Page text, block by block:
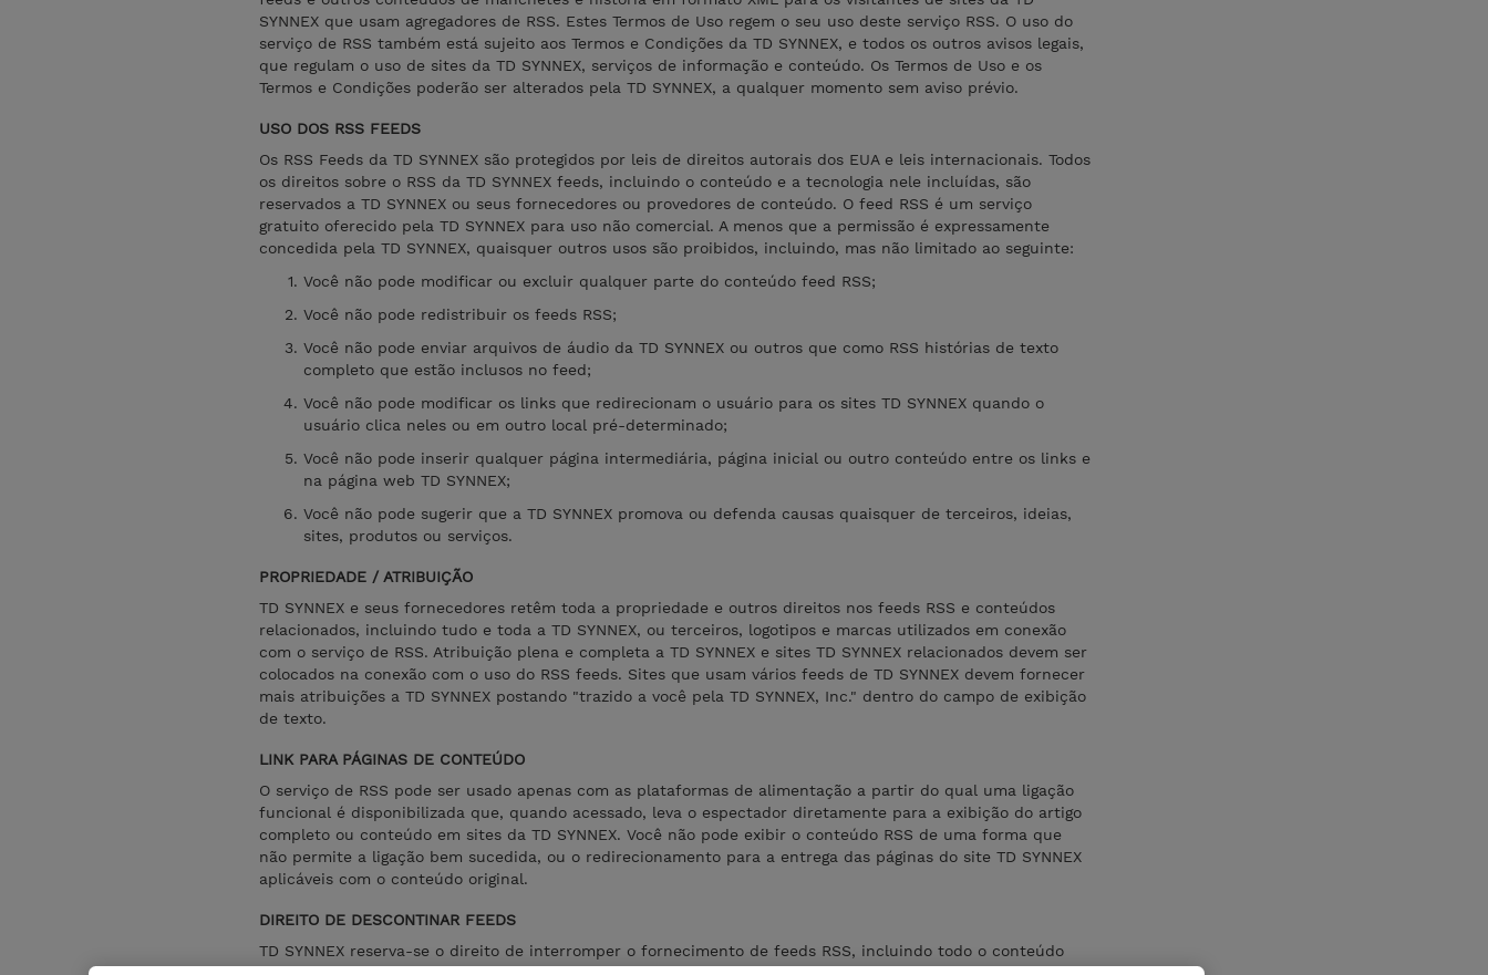
SYNNEX que usam agregadores de RSS. Estes Termos de Uso regem o seu uso deste serviço RSS. O uso do
serviço de RSS também está sujeito aos Termos e Condições da TD SYNNEX, e todos os outros avisos legais,
que regulam o uso de sites da TD SYNNEX, serviços de informação e conteúdo. Os Termos de Uso e os
Termos e Condições poderão ser alterados pela TD SYNNEX, a qualquer momento sem aviso prévio.
USO DOS RSS FEEDS
Os RSS Feeds da TD SYNNEX são protegidos por leis de direitos autorais dos EUA e leis internacionais. Todos
os direitos sobre o RSS da TD SYNNEX feeds, incluindo o conteúdo e a tecnologia nele incluídas, são
reservados a TD SYNNEX ou seus fornecedores ou provedores de conteúdo. O feed RSS é um serviço
gratuito oferecido pela TD SYNNEX para uso não comercial. A menos que a permissão é expressamente
concedida pela TD SYNNEX, quaisquer outros usos são proibidos, incluindo, mas não limitado ao seguinte:
Você não pode modificar ou excluir qualquer parte do conteúdo feed RSS;
Você não pode redistribuir os feeds RSS;
Você não pode enviar arquivos de áudio da TD SYNNEX ou outros que como RSS histórias de texto
completo que estão inclusos no feed;
Você não pode modificar os links que redirecionam o usuário para os sites TD SYNNEX quando o
usuário clica neles ou em outro local pré-determinado;
Você não pode inserir qualquer página intermediária, página inicial ou outro conteúdo entre os links e
na página web TD SYNNEX;
Você não pode sugerir que a TD SYNNEX promova ou defenda causas quaisquer de terceiros, ideias,
sites, produtos ou serviços.
PROPRIEDADE / ATRIBUIÇÃO
TD SYNNEX e seus fornecedores retêm toda a propriedade e outros direitos nos feeds RSS e conteúdos
relacionados, incluindo tudo e toda a TD SYNNEX, ou terceiros, logotipos e marcas utilizados em conexão
com o serviço de RSS. Atribuição plena e completa a TD SYNNEX e sites TD SYNNEX relacionados devem ser
colocados na conexão com o uso do RSS feeds. Sites que usam vários feeds de TD SYNNEX devem fornecer
mais atribuições a TD SYNNEX postando "trazido a você pela TD SYNNEX, Inc." dentro do campo de exibição
de texto.
LINK PARA PÁGINAS DE CONTEÚDO
O serviço de RSS pode ser usado apenas com as plataformas de alimentação a partir do qual uma ligação
funcional é disponibilizada que, quando acessado, leva o espectador diretamente para a exibição do artigo
completo ou conteúdo em sites da TD SYNNEX. Você não pode exibir o conteúdo RSS de uma forma que
não permite a ligação bem sucedida, ou o redirecionamento para a entrega das páginas do site TD SYNNEX
aplicáveis com o conteúdo original.
DIREITO DE DESCONTINAR FEEDS
TD SYNNEX reserva-se o direito de interromper o fornecimento de feeds RSS, incluindo todo o conteúdo